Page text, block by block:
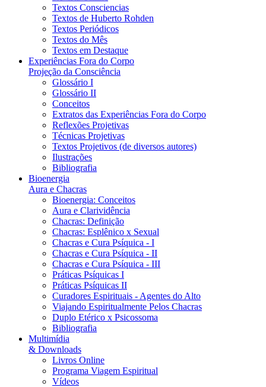
Textos Consciencias
Textos de Huberto Rohden
Textos Periódicos
Textos do Mês
Textos em Destaque
Experiências Fora do Corpo
Projeção da Consciência
Glossário I
Glossário II
Conceitos
Extratos das Experiências Fora do Corpo
Reflexões Projetivas
Técnicas Projetivas
Textos Projetivos (de diversos autores)
Ilustrações
Bibliografia
Bioenergia
Aura e Chacras
Bioenergia: Conceitos
Aura e Clarividência
Chacras: Definição
Chacras: Esplênico x Sexual
Chacras e Cura Psíquica - I
Chacras e Cura Psíquica - II
Chacras e Cura Psíquica - III
Práticas Psíquicas I
Práticas Psíquicas II
Curadores Espirituais - Agentes do Alto
Viajando Espiritualmente Pelos Chacras
Duplo Etérico x Psicossoma
Bibliografia
Multimídia
& Downloads
Livros Online
Programa Viagem Espiritual
Vídeos